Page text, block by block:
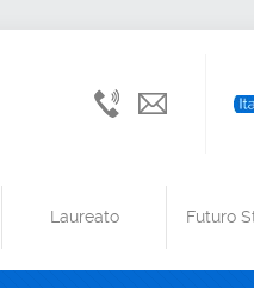
+39
Laureato Futuro